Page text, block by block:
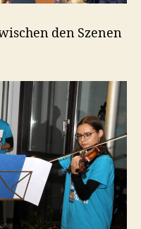
den Szenen